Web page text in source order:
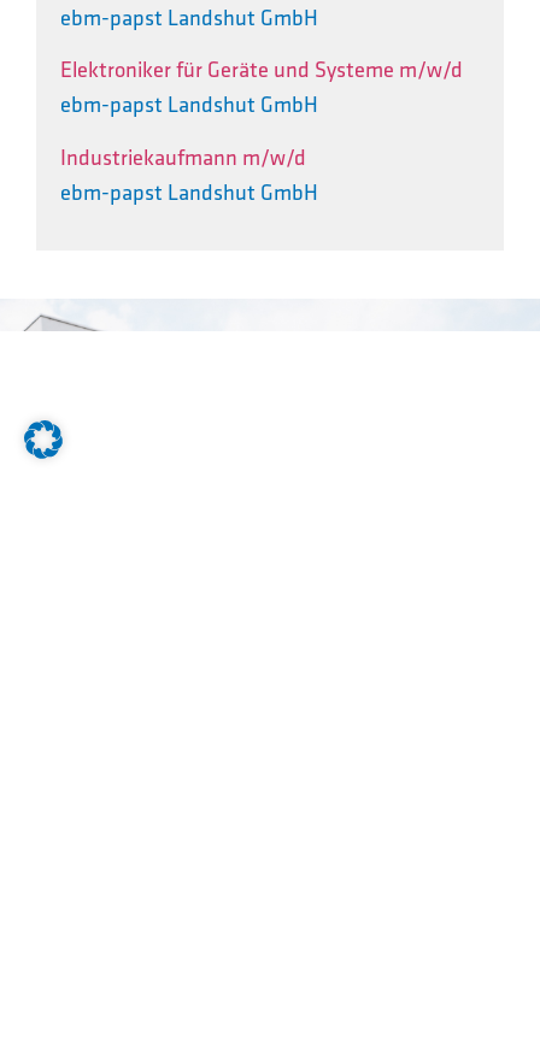
ebm-papst Landshut GmbH
Elektroniker für Geräte und Systeme m/w/d
ebm-papst Landshut GmbH
Industriekaufmann m/w/d
ebm-papst Landshut GmbH